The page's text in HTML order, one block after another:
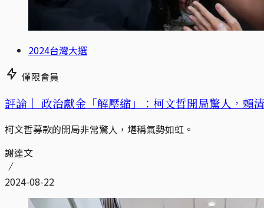
2024台灣大選
僅限會員
評論｜ 政治獻金「解壓縮」：柯文哲開局驚人，賴
柯文哲募款的開局非常驚人，堪稱氣勢如虹。
謝達文
2024-08-22